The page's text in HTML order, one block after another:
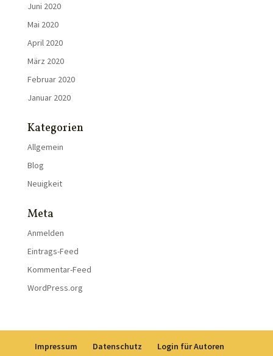
Juni 2020
Mai 2020
April 2020
März 2020
Februar 2020
Januar 2020
Kategorien
Allgemein
Blog
Neuigkeit
Meta
Anmelden
Eintrags-Feed
Kommentar-Feed
WordPress.org
Impressum Datenschutz Login für Autoren